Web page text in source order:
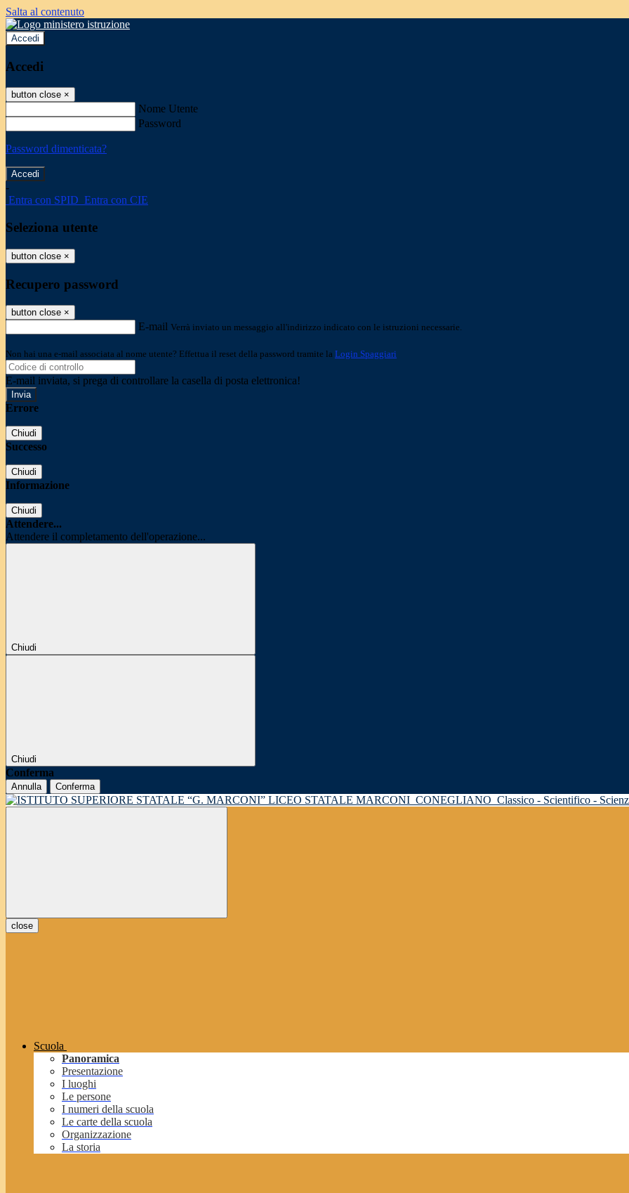
Salta al contenuto
Accedi
Accedi
button close ×
Nome Utente
Password
Password dimenticata?
-
Entra con SPID Entra con CIE
Seleziona utente
button close ×
Recupero password
button close ×
E-mail Verrà inviato un messaggio all'indirizzo indicato con le istruzioni necessarie.
Non hai una e-mail associata al nome utente? Effettua il reset della password tramite la Login Spaggiari
E-mail inviata, si prega di controllare la casella di posta elettronica!
Errore
Chiudi
Successo
Chiudi
Informazione
Chiudi
Attendere...
Attendere il completamento dell'operazione...
Chiudi
Chiudi
Conferma
Annulla Conferma
LICEO STATALE MARCONI CONEGLIANO Classico - Scientifico -
close
Scuola
Panoramica
Presentazione
I luoghi
Le persone
I numeri della scuola
Le carte della scuola
Organizzazione
La storia